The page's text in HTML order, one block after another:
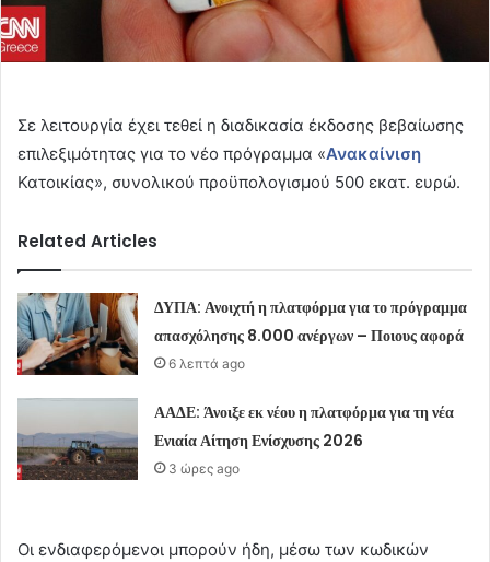
Σε λειτουργία έχει τεθεί η διαδικασία έκδοσης βεβαίωσης
επιλεξιμότητας για το νέο πρόγραμμα «Ανακαίνιση
Κατοικίας», συνολικού προϋπολογισμού 500 εκατ. ευρώ.
Related Articles
ΔΥΠΑ: Ανοιχτή η πλατφόρμα για το πρόγραμμα
απασχόλησης 8.000 ανέργων – Ποιους αφορά
6 λεπτά ago
ΑΑΔΕ: Άνοιξε εκ νέου η πλατφόρμα για τη νέα
Ενιαία Αίτηση Ενίσχυσης 2026
3 ώρες ago
Οι ενδιαφερόμενοι μπορούν ήδη, μέσω των κωδικών